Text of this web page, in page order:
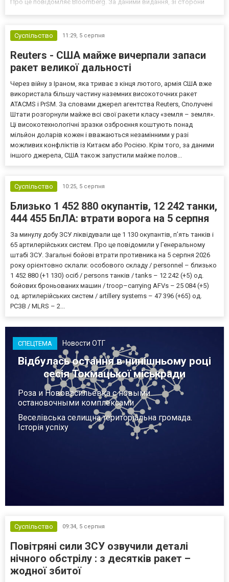
Про це повідомляє Bloomberg. За даними видання, зі сторони
Суспільство
11:29, 5 серпня
Reuters - США майже вичерпали запаси
ракет великої дальності
Через війну з Іраном, яка триває з кінця лютого, армія США вже
використала більшу частину наземних високоточних ракет
ATACMS і PrSM. За словами джерел агентства Reuters, Сполучені
Штати розгорнули майже всі свої ракети класу «земля – земля».
Ці високотехнологічні зразки озброєння коштують понад
мільйон доларів кожен і вважаються незамінними у разі
можливих конфліктів із Китаєм або Росією. Крім того, за даними
іншого джерела, США також запустили майже полов...
Суспільство 10:25, 5 серпня
Близько 1 452 880 окупантів, 12 242 танки,
444 455 БпЛА: втрати ворога на 5 серпня
За минулу добу ЗСУ ліквідували ще 1 130 окупантів, пʼять танків і
65 артилерійських систем. Про це повідомили у Генеральному
штабі ЗСУ. Загальні бойові втрати противника на 5 серпня 2026
року орієнтовно склали: особового складу / personnel – близько
1 452 880 (+1 130) осіб / persons танків / tanks – 12 242 (+5) од.
бойових броньованих машин / troop–carrying AFVs – 25 084 (+5)
од. артилерійських систем / artillery systems – 47 396 (+65) од.
РСЗВ / MLRS – 2...
СПЕЦТЕМА Новости ОТГ
Відбулась остання в нинішньому році
сесія Токмацької міськради
Роза и Нововасильевка с новыми
остановочными комплексами
Веселівська селищна територіальна громада.
Історія успіху
Суспільство 09:34, 5 серпня
Повітряні сили ЗСУ озвучили деталі
нічного обстрілу : з десятків ракет –
жодної збитої